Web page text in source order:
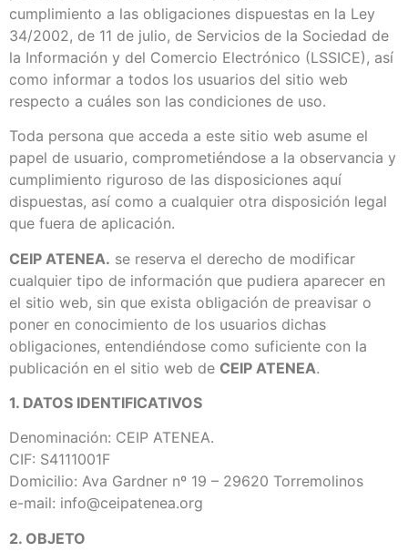
cumplimiento a las obligaciones dispuestas en la Ley
34/2002, de 11 de julio, de Servicios de la Sociedad de
la Información y del Comercio Electrónico (LSSICE), así
como informar a todos los usuarios del sitio web
respecto a cuáles son las condiciones de uso.
Toda persona que acceda a este sitio web asume el
papel de usuario, comprometiéndose a la observancia y
cumplimiento riguroso de las disposiciones aquí
dispuestas, así como a cualquier otra disposición legal
que fuera de aplicación.
CEIP ATENEA. se reserva el derecho de modificar
cualquier tipo de información que pudiera aparecer en
el sitio web, sin que exista obligación de preavisar o
poner en conocimiento de los usuarios dichas
obligaciones, entendiéndose como suficiente con la
publicación en el sitio web de CEIP ATENEA.
1. DATOS IDENTIFICATIVOS
Denominación: CEIP ATENEA.
CIF: S4111001F
Domicilio: Ava Gardner nº 19 – 29620 Torremolinos
e-mail: info@ceipatenea.org
2. OBJETO